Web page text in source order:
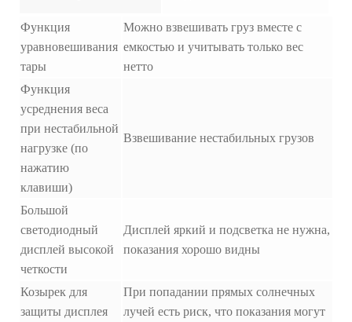
Функция
уравновешивания
тары
Можно взвешивать груз вместе с
емкостью и учитывать только вес
нетто
Функция
усреднения веса
при нестабильной
нагрузке (по
нажатию
клавиши)
Взвешивание нестабильных грузов
Большой
светодиодный
дисплей высокой
четкости
Дисплей яркий и подсветка не нужна,
показания хорошо видны
Козырек для
защиты дисплея
При попадании прямых солнечных
лучей есть риск, что показания могут